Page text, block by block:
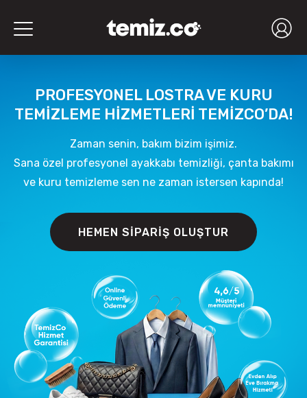
Toggle
navigation
PROFESYONEL LOSTRA VE KURU
TEMİZLEME HİZMETLERİ TEMİZCO’DA!
Zaman senin, bakım bizim işimiz.
Sana özel profesyonel ayakkabı temizliği, çanta bakımı
ve kuru temizleme sen ne zaman istersen kapında!
HEMEN SIPARIŞ OLUŞTUR